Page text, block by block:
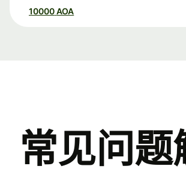
10000 AOA
常见问题